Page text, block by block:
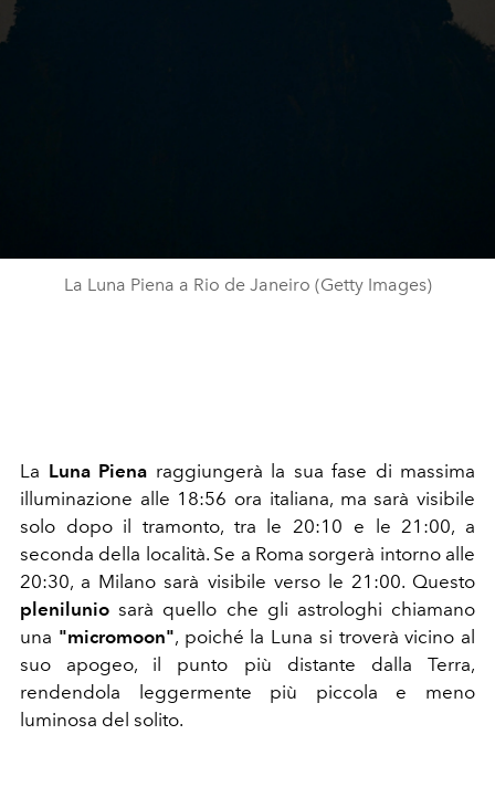
La Luna Piena a Rio de Janeiro (Getty Images)
La Luna Piena raggiungerà la sua fase di massima
illuminazione alle 18:56 ora italiana, ma sarà visibile
solo dopo il tramonto, tra le 20:10 e le 21:00, a
seconda della località. Se a Roma sorgerà intorno alle
20:30, a Milano sarà visibile verso le 21:00. Questo
plenilunio sarà quello che gli astrologhi chiamano
una "micromoon", poiché la Luna si troverà vicino al
suo apogeo, il punto più distante dalla Terra,
rendendola leggermente più piccola e meno
luminosa del solito.